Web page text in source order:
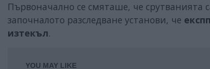
Първоначално се смяташе, че
започналото разследване установи, че
изтекъл.